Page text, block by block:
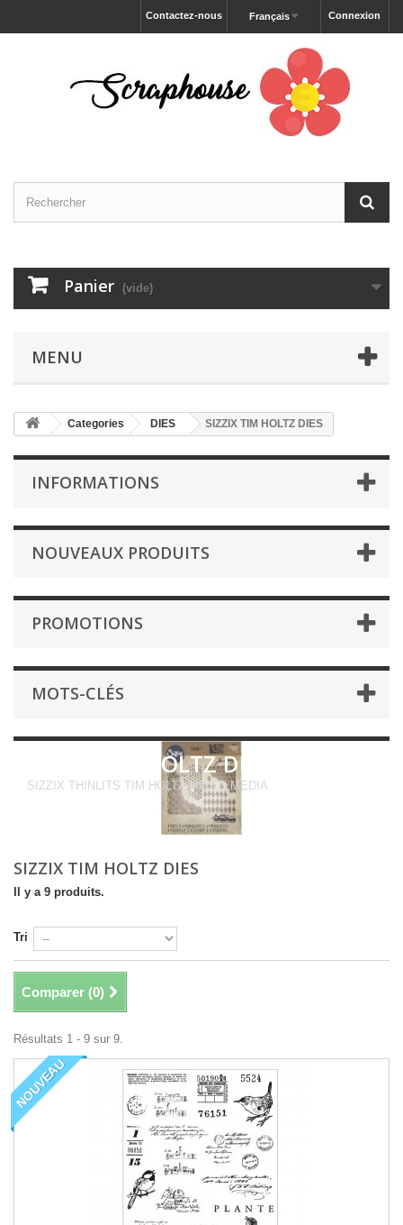
Connexion
Français
Contactez-nous
Panier (vide)
MENU
Categories DIES SIZZIX TIM HOLTZ DIES
INFORMATIONS
NOUVEAUX PRODUITS
PROMOTIONS
MOTS-CLÉS
SIZZIX TIM HOLTZ DIES
SIZZIX THINLITS TIM HOLTZ MIXED MEDIA
SIZZIX TIM HOLTZ DIES
Il y a 9 produits.
Tri
Comparer (0)
Résultats 1 - 9 sur 9.
NOUVEAU